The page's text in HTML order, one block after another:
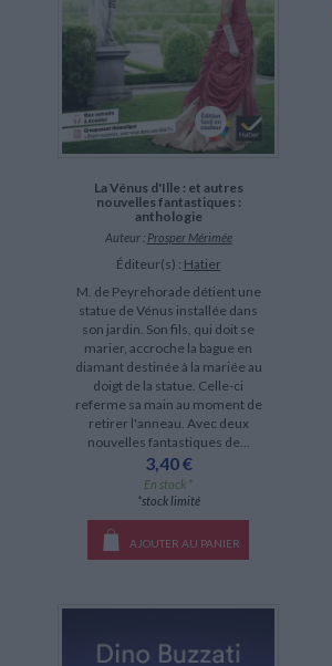
La Vénus d'Ille : et autres
nouvelles fantastiques :
anthologie
Auteur : Prosper Mérimée
Éditeur(s) : Hatier
M. de Peyrehorade détient une
statue de Vénus installée dans
son jardin. Son fils, qui doit se
marier, accroche la bague en
diamant destinée à la mariée au
doigt de la statue. Celle-ci
referme sa main au moment de
retirer l'anneau. Avec deux
nouvelles fantastiques de...
3,40 €
En stock *
*stock limité
AJOUTER AU PANIER